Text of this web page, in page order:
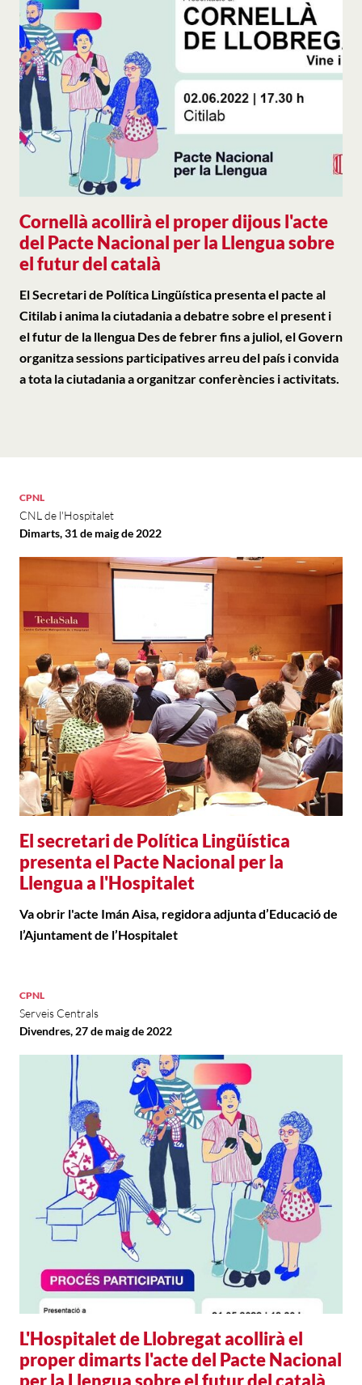
Cornellà acollirà el proper dijous l'acte
del Pacte Nacional per la Llengua sobre
el futur del català
El Secretari de Política Lingüística presenta el pacte al
Citilab i anima la ciutadania a debatre sobre el present i
el futur de la llengua Des de febrer fins a juliol, el Govern
organitza sessions participatives arreu del país i convida
a tota la ciutadania a organitzar conferències i activitats.
El secretari de Política Lingüística
presenta el Pacte Nacional per la
Llengua a l'Hospitalet
CPNL
CNL de l'Hospitalet
Dimarts, 31 de maig de 2022
Va obrir l'acte Imán Aisa, regidora adjunta d’Educació de
l’Ajuntament de l’Hospitalet
L'Hospitalet de Llobregat acollirà el
proper dimarts l'acte del Pacte Nacional
per la Llengua sobre el futur del català
CPNL
Serveis Centrals
Divendres, 27 de maig de 2022